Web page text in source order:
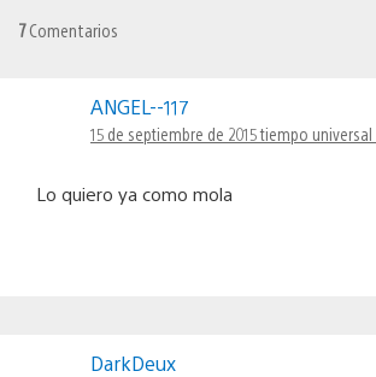
7Comentarios
ANGEL--117
15 de septiembre de 2015 tiempo
Lo quiero ya como mola
DarkDeux